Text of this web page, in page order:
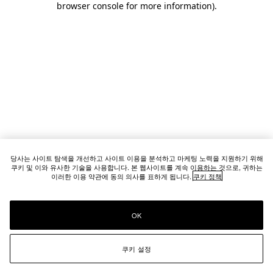
browser console for more information).
당사는 사이트 탐색을 개선하고 사이트 이용을 분석하고 마케팅 노력을 지원하기 위해
쿠키 및 이와 유사한 기술을 사용합니다. 본 웹사이트를 계속 이용하는 것으로, 귀하는
이러한 이용 약관에 동의 의사를 표하게 됩니다. 쿠키 정책
쿠키 설정
OK